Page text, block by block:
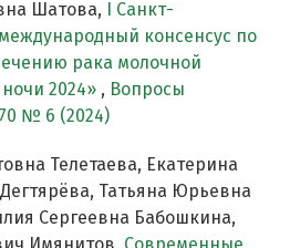
Шатова,
I Cанкт-
консенсус по
рака молочной
2024» , Вопросы
№ 6 (2024)
Телетаева, Екатерина
Татьяна Юрьевна
Сергеевна Бабошкина,